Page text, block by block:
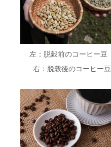
左：脱穀前のコーヒー豆
右：脱穀後のコーヒー豆